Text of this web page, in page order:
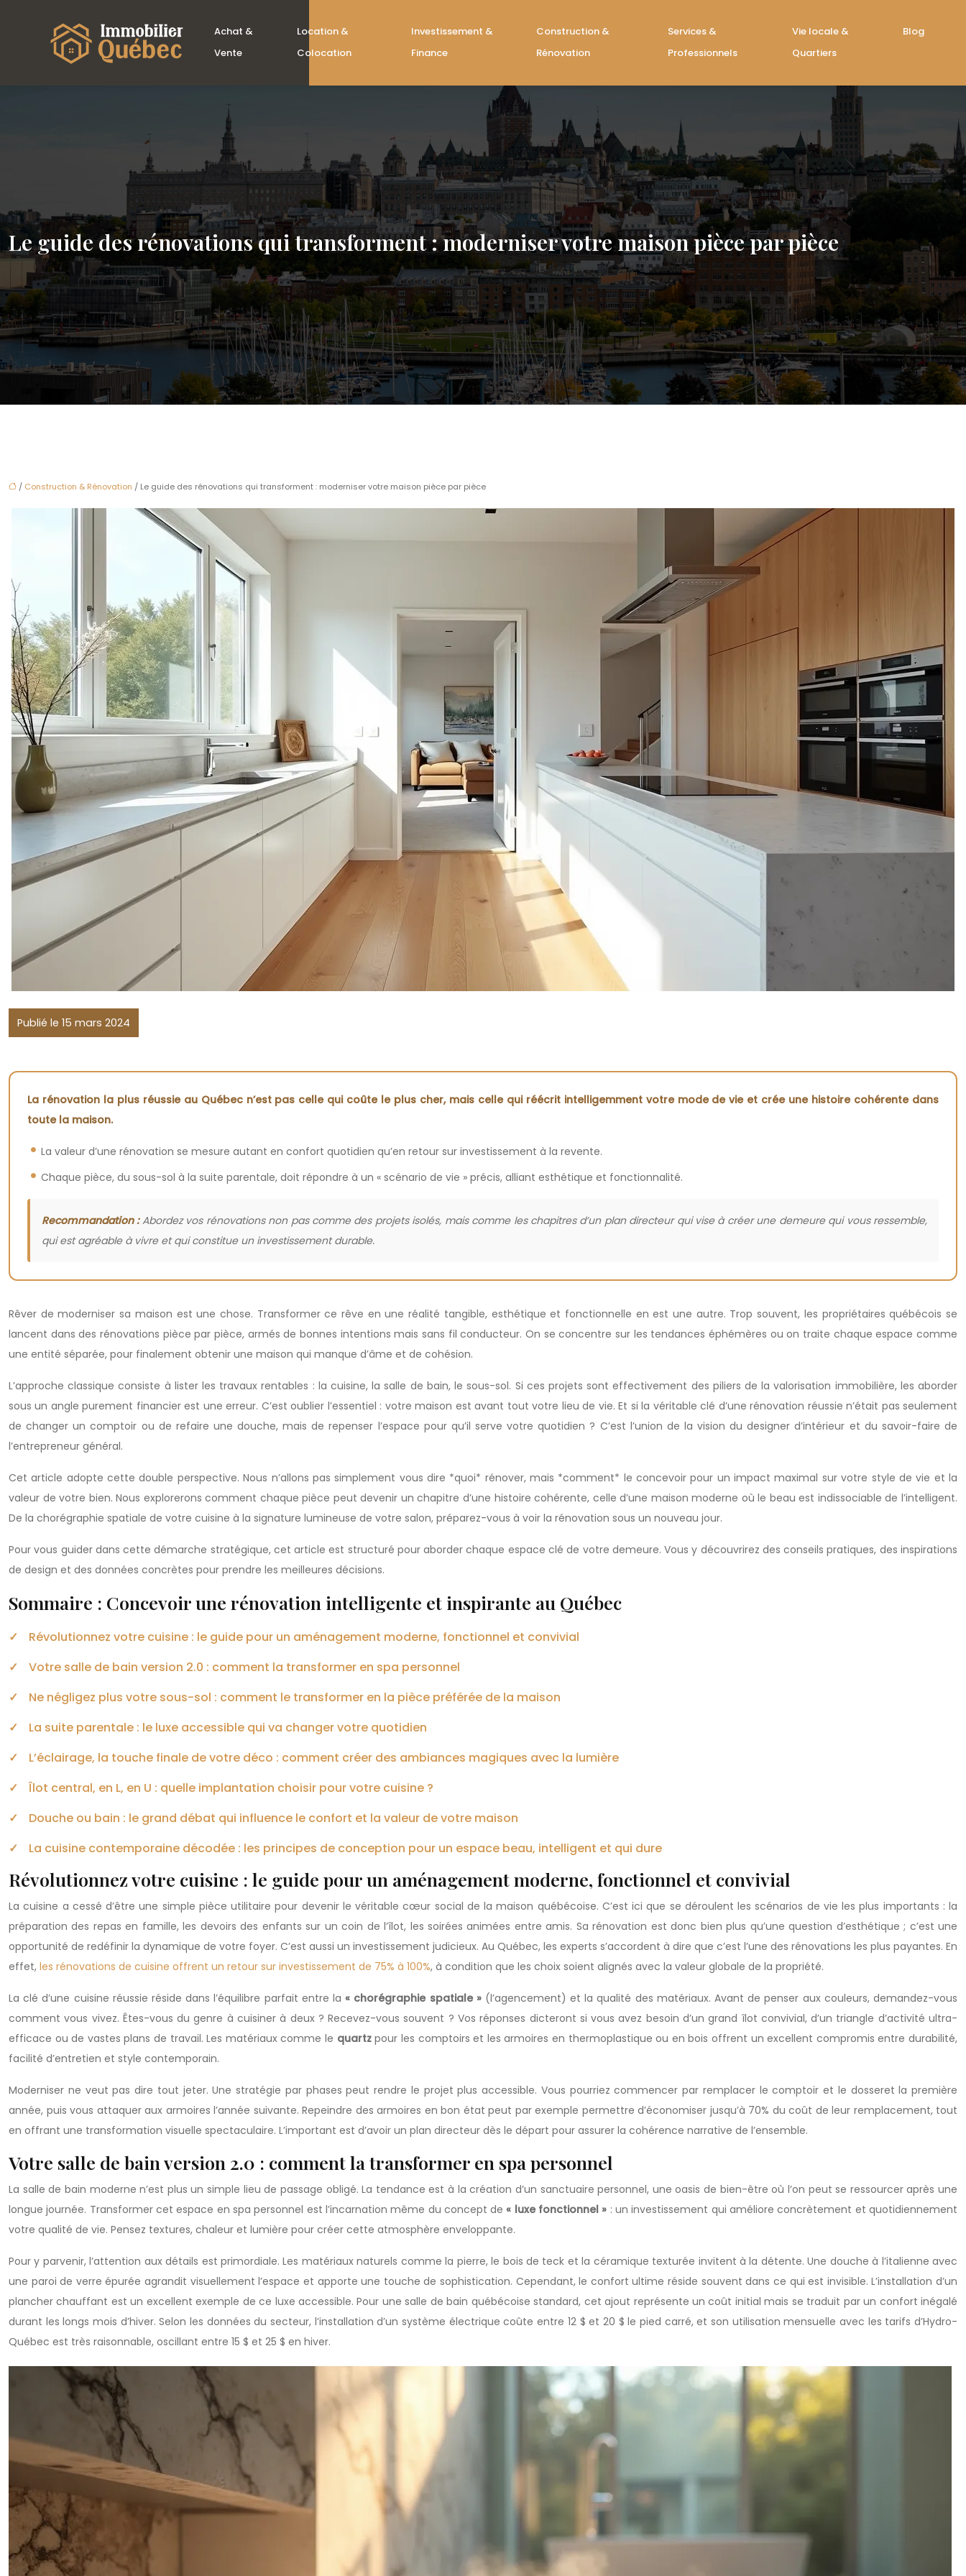
Achat &
Vente
Location &
Colocation
Investissement &
Finance
Construction &
Rénovation
Services &
Professionnels
Vie locale &
Quartiers
Blog
Le guide des rénovations qui transforment : moderniser votre maison pièce par pièce
/ Construction & Rénovation / Le guide des rénovations qui transforment : moderniser votre maison pièce par pièce
Publié le 15 mars 2024
La rénovation la plus réussie au Québec n’est pas celle qui coûte le plus cher, mais celle qui réécrit intelligemment votre mode de vie et crée une histoire cohérente dans
toute la maison.
La valeur d’une rénovation se mesure autant en confort quotidien qu’en retour sur investissement à la revente.
Chaque pièce, du sous-sol à la suite parentale, doit répondre à un « scénario de vie » précis, alliant esthétique et fonctionnalité.
Recommandation :Abordez vos rénovations non pas comme des projets isolés, mais comme les chapitres d’un plan directeur qui vise à créer une demeure qui vous ressemble,
qui est agréable à vivre et qui constitue un investissement durable.
Rêver de moderniser sa maison est une chose. Transformer ce rêve en une réalité tangible, esthétique et fonctionnelle en est une autre. Trop souvent, les propriétaires québécois se
lancent dans des rénovations pièce par pièce, armés de bonnes intentions mais sans fil conducteur. On se concentre sur les tendances éphémères ou on traite chaque espace comme
une entité séparée, pour finalement obtenir une maison qui manque d’âme et de cohésion.
L’approche classique consiste à lister les travaux rentables : la cuisine, la salle de bain, le sous-sol. Si ces projets sont effectivement des piliers de la valorisation immobilière, les aborder
sous un angle purement financier est une erreur. C’est oublier l’essentiel : votre maison est avant tout votre lieu de vie. Et si la véritable clé d’une rénovation réussie n’était pas seulement
de changer un comptoir ou de refaire une douche, mais de repenser l’espace pour qu’il serve votre quotidien ? C’est l’union de la vision du designer d’intérieur et du savoir-faire de
l’entrepreneur général.
Cet article adopte cette double perspective. Nous n’allons pas simplement vous dire *quoi* rénover, mais *comment* le concevoir pour un impact maximal sur votre style de vie et la
valeur de votre bien. Nous explorerons comment chaque pièce peut devenir un chapitre d’une histoire cohérente, celle d’une maison moderne où le beau est indissociable de l’intelligent.
De la chorégraphie spatiale de votre cuisine à la signature lumineuse de votre salon, préparez-vous à voir la rénovation sous un nouveau jour.
Pour vous guider dans cette démarche stratégique, cet article est structuré pour aborder chaque espace clé de votre demeure. Vous y découvrirez des conseils pratiques, des inspirations
de design et des données concrètes pour prendre les meilleures décisions.
Sommaire : Concevoir une rénovation intelligente et inspirante au Québec
Révolutionnez votre cuisine : le guide pour un aménagement moderne, fonctionnel et convivial
Votre salle de bain version 2.0 : comment la transformer en spa personnel
Ne négligez plus votre sous-sol : comment le transformer en la pièce préférée de la maison
La suite parentale : le luxe accessible qui va changer votre quotidien
L’éclairage, la touche finale de votre déco : comment créer des ambiances magiques avec la lumière
Îlot central, en L, en U : quelle implantation choisir pour votre cuisine ?
Douche ou bain : le grand débat qui influence le confort et la valeur de votre maison
La cuisine contemporaine décodée : les principes de conception pour un espace beau, intelligent et qui dure
Révolutionnez votre cuisine : le guide pour un aménagement moderne, fonctionnel et convivial
La cuisine a cessé d’être une simple pièce utilitaire pour devenir le véritable cœur social de la maison québécoise. C’est ici que se déroulent les scénarios de vie les plus importants : la
préparation des repas en famille, les devoirs des enfants sur un coin de l’îlot, les soirées animées entre amis. Sa rénovation est donc bien plus qu’une question d’esthétique ; c’est une
opportunité de redéfinir la dynamique de votre foyer. C’est aussi un investissement judicieux. Au Québec, les experts s’accordent à dire que c’est l’une des rénovations les plus payantes. En
effet, les rénovations de cuisine offrent un retour sur investissement de 75% à 100%, à condition que les choix soient alignés avec la valeur globale de la propriété.
La clé d’une cuisine réussie réside dans l’équilibre parfait entre la« chorégraphie spatiale »(l’agencement) et la qualité des matériaux. Avant de penser aux couleurs, demandez-vous
comment vous vivez. Êtes-vous du genre à cuisiner à deux ? Recevez-vous souvent ? Vos réponses dicteront si vous avez besoin d’un grand îlot convivial, d’un triangle d’activité ultra-
efficace ou de vastes plans de travail. Les matériaux comme le quartzpour les comptoirs et les armoires en thermoplastique ou en bois offrent un excellent compromis entre durabilité,
facilité d’entretien et style contemporain.
Moderniser ne veut pas dire tout jeter. Une stratégie par phases peut rendre le projet plus accessible. Vous pourriez commencer par remplacer le comptoir et le dosseret la première
année, puis vous attaquer aux armoires l’année suivante. Repeindre des armoires en bon état peut par exemple permettre d’économiser jusqu’à 70% du coût de leur remplacement, tout
en offrant une transformation visuelle spectaculaire. L’important est d’avoir un plan directeur dès le départ pour assurer la cohérence narrative de l’ensemble.
Votre salle de bain version 2.0 : comment la transformer en spa personnel
La salle de bain moderne n’est plus un simple lieu de passage obligé. La tendance est à la création d’un sanctuaire personnel, une oasis de bien-être où l’on peut se ressourcer après une
longue journée. Transformer cet espace en spa personnel est l’incarnation même du concept de« luxe fonctionnel » : un investissement qui améliore concrètement et quotidiennement
votre qualité de vie. Pensez textures, chaleur et lumière pour créer cette atmosphère enveloppante.
Pour y parvenir, l’attention aux détails est primordiale. Les matériaux naturels comme la pierre, le bois de teck et la céramique texturée invitent à la détente. Une douche à l’italienne avec
une paroi de verre épurée agrandit visuellement l’espace et apporte une touche de sophistication. Cependant, le confort ultime réside souvent dans ce qui est invisible. L’installation d’un
plancher chauffant est un excellent exemple de ce luxe accessible. Pour une salle de bain québécoise standard, cet ajout représente un coût initial mais se traduit par un confort inégalé
durant les longs mois d’hiver. Selon les données du secteur, l’installation d’un système électrique coûte entre 12 $ et 20 $ le pied carré, et son utilisation mensuelle avec les tarifs d’Hydro-
Québec est très raisonnable, oscillant entre 15 $ et 25 $ en hiver.